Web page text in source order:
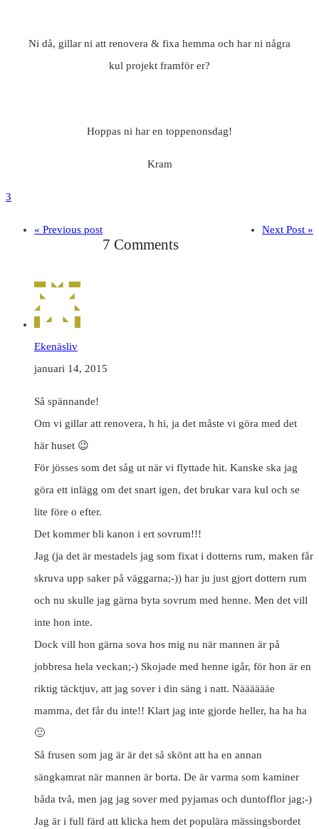
Ni då, gillar ni att renovera & fixa hemma och har ni några
kul projekt framför er?
Hoppas ni har en toppenonsdag!
Kram
3
« Previous post Next Post »
7 Comments
Ekenäsliv
januari 14, 2015
Så spännande!
Om vi gillar att renovera, h hi, ja det måste vi göra med det
här huset 😉
För jösses som det såg ut när vi flyttade hit. Kanske ska jag
göra ett inlägg om det snart igen, det brukar vara kul och se
lite före o efter.
Det kommer bli kanon i ert sovrum!!!
Jag (ja det är mestadels jag som fixat i dotterns rum, maken får
skruva upp saker på väggarna;-)) har ju just gjort dottern rum
och nu skulle jag gärna byta sovrum med henne. Men det vill
inte hon inte.
Dock vill hon gärna sova hos mig nu när mannen är på
jobbresa hela veckan;-) Skojade med henne igår, för hon är en
riktig täcktjuv, att jag sover i din säng i natt. Nääääääe
mamma, det får du inte!! Klart jag inte gjorde heller, ha ha ha
🙂
Så frusen som jag är är det så skönt att ha en annan
sängkamrat när mannen är borta. De är varma som kaminer
båda två, men jag jag sover med pyjamas och duntofflor jag;-)
Jag är i full färd att klicka hem det populära mässingsbordet